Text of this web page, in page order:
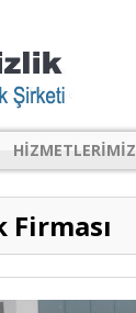
HIZMETLERIMIZ